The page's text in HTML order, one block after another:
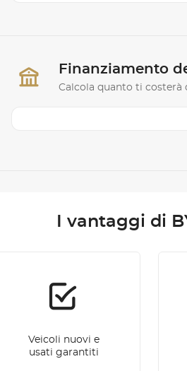
Finanziamento
Calcola quanto ti costerà
I vantaggi di
Veicoli nuovi e
usati garantiti